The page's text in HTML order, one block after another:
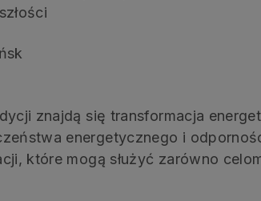
znajdą się transformacja
energetycznego i
które mogą służyć zarówno